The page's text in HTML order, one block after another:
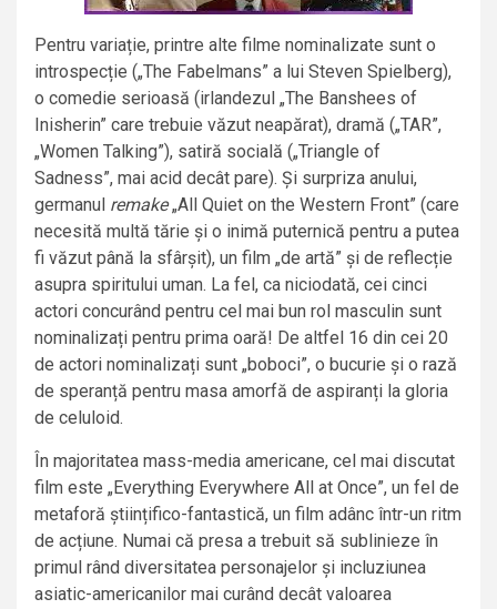
Pentru variație, printre alte filme nominalizate sunt o
introspecție („The Fabelmans” a lui Steven Spielberg),
o comedie serioasă (irlandezul „The Banshees of
Inisherin” care trebuie văzut neapărat), dramă („TAR”,
„Women Talking”), satiră socială („Triangle of
Sadness”, mai acid decât pare). Și surpriza anului,
germanul remake„All Quiet on the Western Front” (care
necesită multă tărie și o inimă puternică pentru a putea
fi văzut până la sfârșit), un film „de artă” și de reflecție
asupra spiritului uman. La fel, ca niciodată, cei cinci
actori concurând pentru cel mai bun rol masculin sunt
nominalizați pentru prima oară! De altfel 16 din cei 20
de actori nominalizați sunt „boboci”, o bucurie și o rază
de speranță pentru masa amorfă de aspiranți la gloria
de celuloid.
În majoritatea mass-media americane, cel mai discutat
film este „Everything Everywhere All at Once”, un fel de
metaforă științifico-fantastică, un film adânc într-un ritm
de acțiune. Numai că presa a trebuit să sublinieze în
primul rând diversitatea personajelor și incluziunea
asiatic-americanilor mai curând decât valoarea